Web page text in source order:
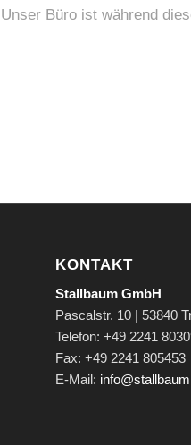
Unser Büro ist während
KONTAKT
Stallbaum GmbH
Pascalstr. 10 | 53840
Telefon: +49 2241
Fax: +49 2241 805453
E-Mail: